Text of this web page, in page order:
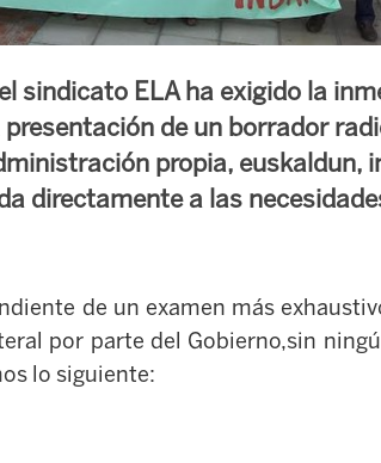
sindicato ELA ha exigido la
de un borrador
propia, euskaldun,
directamente a las
de un examen más
por parte del Gobierno,sin
lo siguiente: